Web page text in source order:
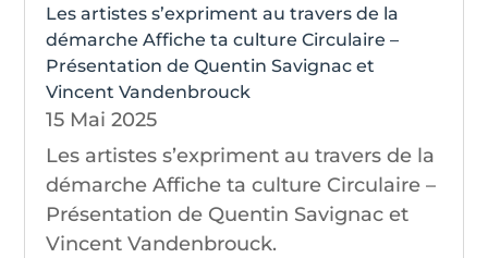
Les artistes s’expriment au travers de la
démarche Affiche ta culture Circulaire –
Présentation de Quentin Savignac et
Vincent Vandenbrouck
15 Mai 2025
Les artistes s’expriment au travers de la
démarche Affiche ta culture Circulaire –
Présentation de Quentin Savignac et
Vincent Vandenbrouck.